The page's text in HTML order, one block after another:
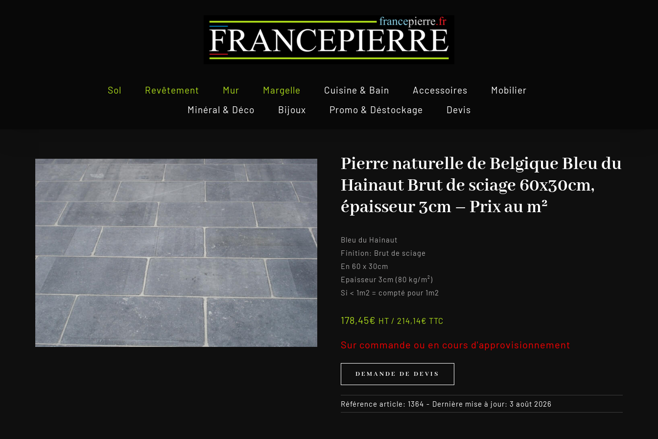
Sol Revêtement Mur Margelle Cuisine & Bain Accessoires
Mobilier
Minéral & Déco
Bijoux Promo & Déstockage Devis
Pierre naturelle de Belgique Bleu du
Hainaut Brut de sciage 60x30cm,
épaisseur 3cm – Prix au m²
Bleu du Hainaut
Finition: Brut de sciage
En 60 x 30cm
Epaisseur 3cm (80 kg/m²)
Si < 1m2 = compté pour 1m2
178,45€ HT / 214,14€ TTC
Sur commande ou en cours d'approvisionnement
DEMANDE DE DEVIS
Référence article: 1364 - Dernière mise à jour: 3 août 2026